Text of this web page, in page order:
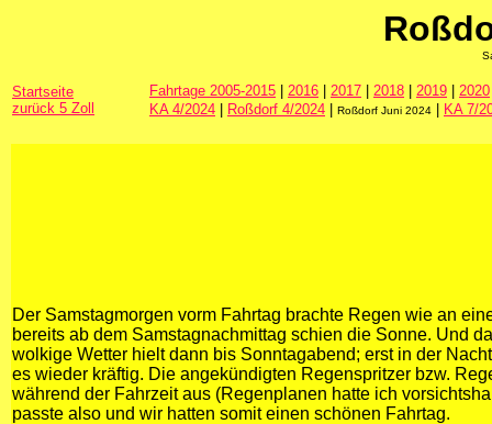
Startseite
zurück 5 Zoll
Fahrtage 2005-2015 2016 2017 2018 2019 2020
KA 4/2024
Roßdorf 4/2024 Roßdorf Juni 2024 KA 7/
Der Samstagmorgen vorm Fahrtag brachte Regen wie an
bereits ab dem Samstagnachmittag schien die Sonne. Und
wolkige Wetter hielt dann bis Sonntagabend; erst in der
es wieder kräftig. Die angekündigten Regenspritzer bzw.
während der Fahrzeit aus (Regenplanen hatte ich
passte also und wir hatten somit einen schönen Fahrtag.